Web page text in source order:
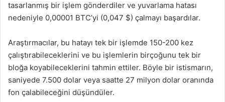
tasarlanmış bir işlem gönderdiler ve yuvarlama hatası
nedeniyle 0,00001 BTC’yi (0,047 $) çalmayı başardılar.
Araştırmacılar, bu hatayı tek bir işlemde 150-200 kez
çalıştırabileceklerini ve bu işlemlerin birçoğunu tek bir
bloğa koyabileceklerini tahmin ettiler. Böyle bir istismarın,
saniyede 7.500 dolar veya saatte 27 milyon dolar oranında
fon çalabileceğini düşündüler.